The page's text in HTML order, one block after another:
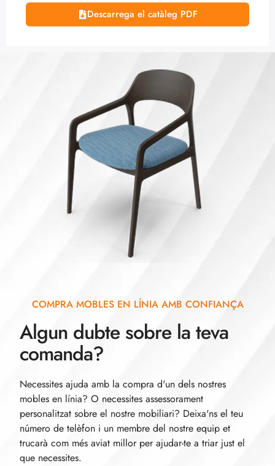
Descarrega el catàleg PDF
COMPRA MOBLES EN LÍNIA AMB CONFIANÇA
Algun dubte sobre la teva
comanda?
Necessites ajuda amb la compra d'un dels nostres
mobles en línia? O necessites assessorament
personalitzat sobre el nostre mobiliari? Deixa'ns el teu
número de telèfon i un membre del nostre equip et
trucarà com més aviat millor per ajudar-te a triar just el
que necessites.